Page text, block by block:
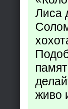
Лиса
живо